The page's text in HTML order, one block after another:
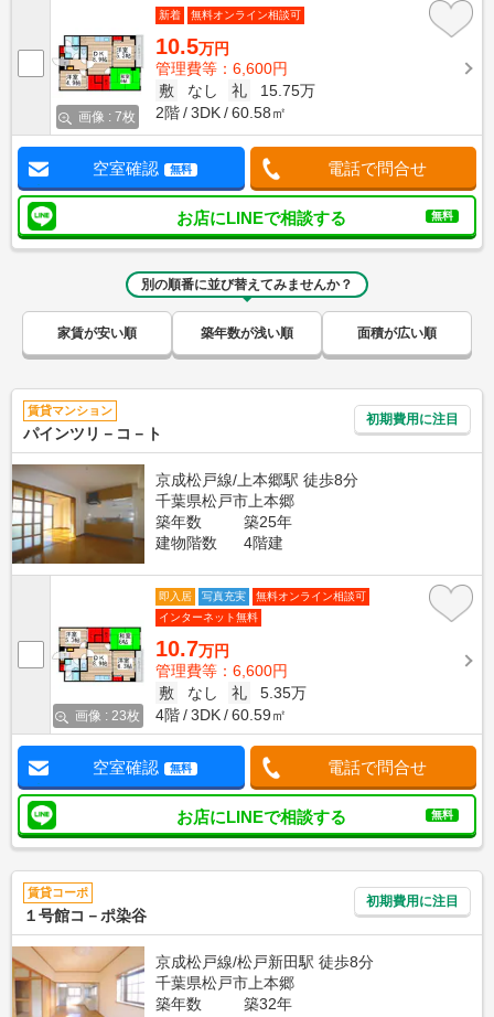
画像 : 7枚
新着 無料オンライン相談可
10.5万円
管理費等：6,600円
敷
なし 礼
15.75万
2階
3DK 60.58㎡
空室確認 無料 電話で問合せ
お店にLINEで相談する 無料
別の順番に並び替えてみませんか？
家賃が安い順 築年数が浅い順 面積が広い順
賃貸マンション
パインツリ－コ－ト
初期費用に注目
京成松戸線/上本郷駅 徒歩8分
千葉県松戸市上本郷
築年数
築25年
建物階数
4階建
画像 : 23枚
即入居 写真充実
無料オンライン相談可
インターネット無料
10.7万円
管理費等：6,600円
敷
なし 礼
5.35万
4階
3DK 60.59㎡
空室確認 無料 電話で問合せ
お店にLINEで相談する 無料
賃貸コーポ
１号館コ－ポ染谷
初期費用に注目
京成松戸線/松戸新田駅 徒歩8分
千葉県松戸市上本郷
築年数
築32年